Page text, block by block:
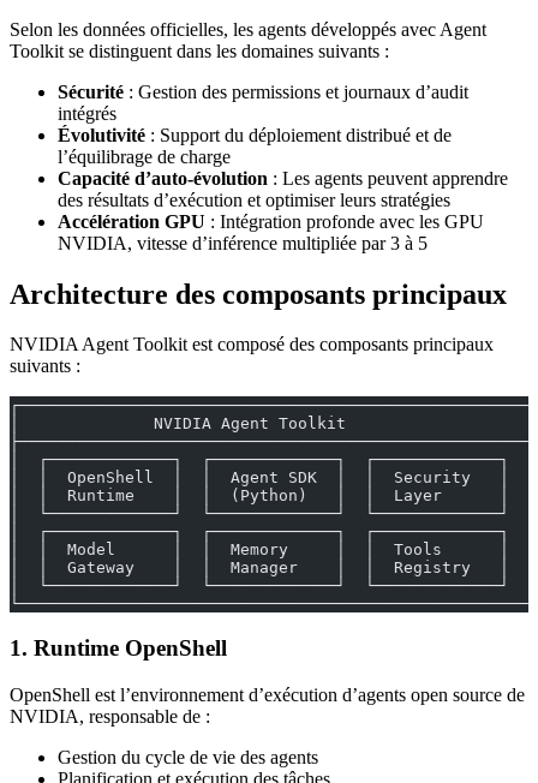
Selon les données officielles, les agents développés avec Agent
Toolkit se distinguent dans les domaines suivants :
Sécurité : Gestion des permissions et journaux d’audit
intégrés
Évolutivité : Support du déploiement distribué et de
l’équilibrage de charge
Capacité d’auto-évolution : Les agents peuvent apprendre
des résultats d’exécution et optimiser leurs stratégies
Accélération GPU : Intégration profonde avec les GPU
NVIDIA, vitesse d’inférence multipliée par 3 à 5
Architecture des composants principaux
NVIDIA Agent Toolkit est composé des composants principaux
suivants :
┌─────────────────────────────────────────────────────┐
│              NVIDIA Agent Toolkit
├─────────────────────────────────────────────────────┤
│  ┌─────────────┐  ┌─────────────┐  ┌─────────────┐  │
│  │  OpenShell  │  │  Agent SDK  │  │  Security   │  │
│  │  Runtime    │  │  (Python)   │  │  Layer      │  │
│  └─────────────┘  └─────────────┘  └─────────────┘  │
│  ┌─────────────┐  ┌─────────────┐  ┌─────────────┐  │
│  │  Model      │  │  Memory     │  │  Tools      │  │
│  │  Gateway    │  │  Manager    │  │  Registry   │  │
│  └─────────────┘  └─────────────┘  └─────────────┘  │
└─────────────────────────────────────────────────────┘
1. Runtime OpenShell
OpenShell est l’environnement d’exécution d’agents open source de
NVIDIA, responsable de :
Gestion du cycle de vie des agents
Planification et exécution des tâches